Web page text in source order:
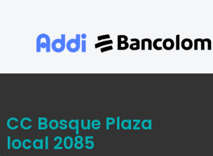
CC Bosque Plaza
local 2085